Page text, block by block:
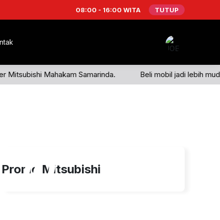
08:00 - 16:00 WITA TUTUP
Mahakam Samarinda. Beli mobil jadi lebih
10
Promo Mitsubishi